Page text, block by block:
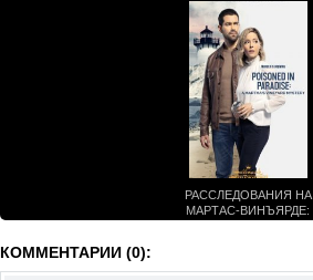
РАССЛЕДОВАНИЯ НА
МАРТАС-ВИНЪЯРДЕ:
КОММЕНТАРИИ (0):